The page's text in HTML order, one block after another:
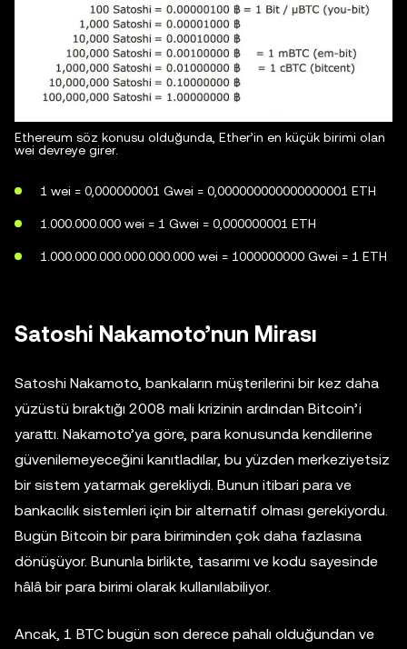
Ethereum söz konusu olduğunda, Ether’in en küçük birimi olan
wei devreye girer.
1 wei = 0,000000001 Gwei = 0,000000000000000001 ETH
1.000.000.000 wei = 1 Gwei = 0,000000001 ETH
1.000.000.000.000.000.000 wei = 1000000000 Gwei = 1 ETH
Satoshi Nakamoto’nun Mirası
Satoshi Nakamoto, bankaların müşterilerini bir kez daha
yüzüstü bıraktığı 2008 mali krizinin ardından Bitcoin’i
yarattı. Nakamoto’ya göre, para konusunda kendilerine
güvenilemeyeceğini kanıtladılar, bu yüzden merkeziyetsiz
bir sistem yatarmak gerekliydi. Bunun itibari para ve
bankacılık sistemleri için bir alternatif olması gerekiyordu.
Bugün Bitcoin bir para biriminden çok daha fazlasına
dönüşüyor. Bununla birlikte, tasarımı ve kodu sayesinde
hâlâ bir para birimi olarak kullanılabiliyor.
Ancak, 1 BTC bugün son derece pahalı olduğundan ve